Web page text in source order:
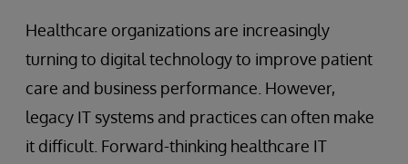
Healthcare organizations are increasingly
turning to digital technology to improve patient
care and business performance. However,
legacy IT systems and practices can often make
it difficult. Forward-thinking healthcare IT